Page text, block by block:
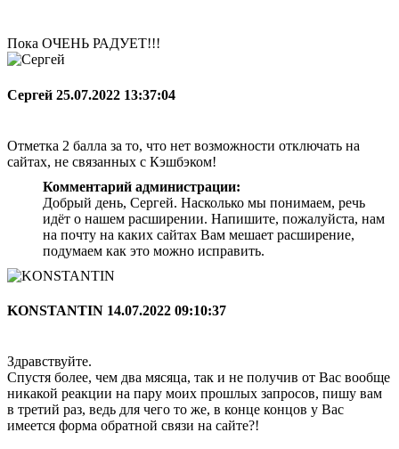
Пока ОЧЕНЬ РАДУЕТ!!!
Сергей 25.07.2022 13:37:04
Отметка 2 балла за то, что нет возможности отключать на
сайтах, не связанных с Кэшбэком!
Комментарий администрации:
Добрый день, Сергей. Насколько мы понимаем, речь
идёт о нашем расширении. Напишите, пожалуйста, нам
на почту на каких сайтах Вам мешает расширение,
подумаем как это можно исправить.
KONSTANTIN 14.07.2022 09:10:37
Здравствуйте.
Спустя более, чем два мясяца, так и не получив от Вас вообще
никакой реакции на пару моих прошлых запросов, пишу вам
в третий раз, ведь для чего то же, в конце концов у Вас
имеется форма обратной связи на сайте?!